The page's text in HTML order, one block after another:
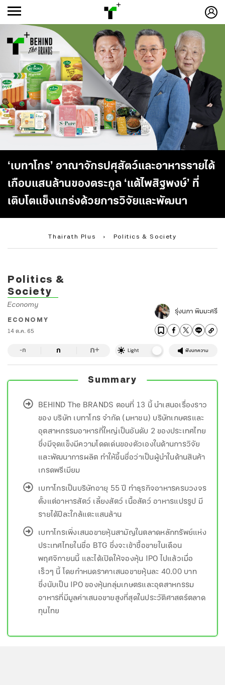
‘เบทาโกร’ อาณาจักรปศุสัตว์และอาหารรายได้
เกือบแสนล้านของตระกูล ‘แต้ไพสิฐพงษ์’ ที่
เติบโตแข็งแกร่งด้วยการวิจัยและพัฒนา
Thairath Plus › Politics & Society
-ก
Politics &
Society
Economy
ECONOMY
14 ต.ค. 65
รุ่งนภา พิมมะศรี
-ก ก ก+ Light ฟังบทความ
Summary
BEHIND The BRANDS ตอนที่ 13 นี้ นำเสนอเรื่องราว
ของ บริษัท เบทาโกร จำกัด (มหาชน) บริษัทเกษตรและ
อุตสาหกรรมอาหารที่ใหญ่เป็นอันดับ 2 ของประเทศไทย
ซึ่งมีจุดแข็งมีความโดดเด่นของตัวเองในด้านการวิจัย
และพัฒนาการผลิต ทำให้ขึ้นชื่อว่าเป็นผู้นำในด้านสินค้า
เกรดพรีเมียม
เบทาโกรเป็นบริษัทอายุ 55 ปี ทำธุรกิจอาหารครบวงจร
ตั้งแต่อาหารสัตว์ เลี้ยงสัตว์ เนื้อสัตว์ อาหารแปรรูป มี
รายได้ปีละใกล้แตะแสนล้าน
เบทาโกรเพิ่งเสนอขายหุ้นสามัญในตลาดหลักทรัพย์แห่ง
ประเทศไทยในชื่อ BTG ซึ่งจะเข้าซื้อขายในเดือน
พฤศจิกายนนี้ และได้เปิดให้จองหุ้น IPO ไปแล้วเมื่อ
เร็วๆ นี้ โดยกำหนดราคาเสนอขายหุ้นละ 40.00 บาท
ซึ่งนับเป็น IPO ของหุ้นกลุ่มเกษตรและอุตสาหกรรม
อาหารที่มีมูลค่าเสนอขายสูงที่สุดในประวัติศาสตร์ตลาด
ทุนไทย